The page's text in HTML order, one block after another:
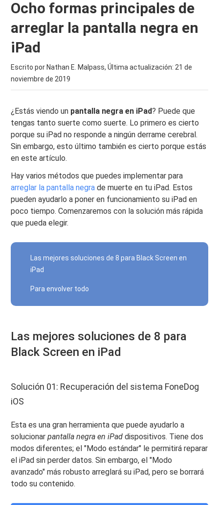
Ocho formas principales de
arreglar la pantalla negra en
iPad
Escrito por Nathan E. Malpass, Última actualización: 21 de
noviembre de 2019
¿Estás viendo un pantalla negra en iPad? Puede que
tengas tanto suerte como suerte. Lo primero es cierto
porque su iPad no responde a ningún derrame cerebral.
Sin embargo, esto último también es cierto porque estás
en este artículo.
Hay varios métodos que puedes implementar para
arreglar la pantalla negra de muerte en tu iPad. Estos
pueden ayudarlo a poner en funcionamiento su iPad en
poco tiempo. Comenzaremos con la solución más rápida
que pueda elegir.
Las mejores soluciones de 8 para Black Screen en
iPad
Para envolver todo
Las mejores soluciones de 8 para
Black Screen en iPad
Solución 01: Recuperación del sistema FoneDog
iOS
Esta es una gran herramienta que puede ayudarlo a
solucionarpantalla negra en iPad dispositivos. Tiene dos
modos diferentes; el "Modo estándar" le permitirá reparar
el iPad sin perder datos. Sin embargo, el "Modo
avanzado" más robusto arreglará su iPad, pero se borrará
todo su contenido.